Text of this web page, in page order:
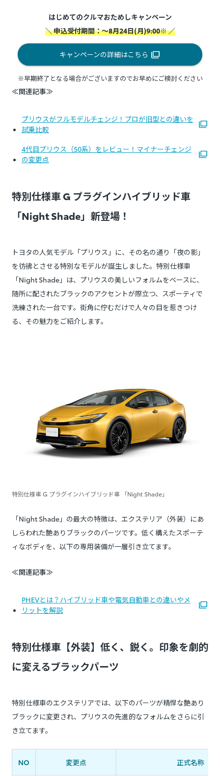
はじめてのクルマおためしキャンペーン
＼ 申込受付期間：～8月24日(月)9:00※ ／
キャンペーンの詳細はこちら
※早期終了となる場合がございますのでお早めにご検討ください
≪関連記事≫
プリウスがフルモデルチェンジ！プロが旧型との違いを
試乗比較
4代目プリウス（50系）をレビュー！マイナーチェンジ
の変更点
特別仕様車 G プラグインハイブリッド車
「Night Shade」新登場！
トヨタの人気モデル「プリウス」に、その名の通り「夜の影」
を彷彿とさせる特別なモデルが誕生しました。特別仕様車
「Night Shade」は、プリウスの美しいフォルムをベースに、
随所に配されたブラックのアクセントが際立つ、スポーティで
洗練された一台です。街角に佇むだけで人々の目を惹きつけ
る、その魅力をご紹介します。
特別仕様車 G プラグインハイブリッド車 「Night Shade」
「Night Shade」の最大の特徴は、エクステリア（外装）にあ
しらわれた艶ありブラックのパーツです。低く構えたスポーテ
ィなボディを、以下の専用装備が一層引き立てます。
≪関連記事≫
PHEVとは？ハイブリッド車や電気自動車との違いやメ
リットを解説
特別仕様車【外装】低く、鋭く。印象を劇的
に変えるブラックパーツ
特別仕様車のエクステリアでは、以下のパーツが精悍な艶あり
ブラックに変更され、プリウスの先進的なフォルムをさらに引
き立てます。
NO 変更点 正式名称